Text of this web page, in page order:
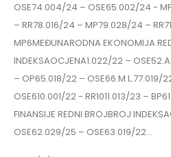
OSE74.004/24 – OSE65.002/24 -
– RR78.016/24 – MP79.028/24 –
MP6MEĐUNARODNA EKONOMIJA
INDEKSAOCJENA1.022/22 –
– OP65.018/22 –
OSE610.001/22 - RR1011.013/23 –
FINANSIJE REDNI BROJBROJ
OSE62.029/25 – OSE63.019/22...